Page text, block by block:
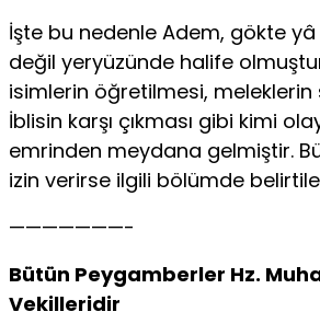
İşte bu nedenle Adem, gökte
değil yeryüzünde halife
isimlerin öğretilmesi,
İbli­sin karşı çıkması gibi kimi
emrinden meydana gelmiş­tir.
izin verirse ilgili bölümde
———————-
Bütün Peygamberler Hz.
Vekilleridir